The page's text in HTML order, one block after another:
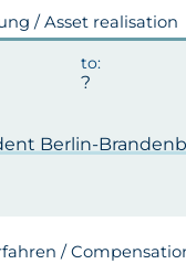
/ Asset realisation
Berlin-
/